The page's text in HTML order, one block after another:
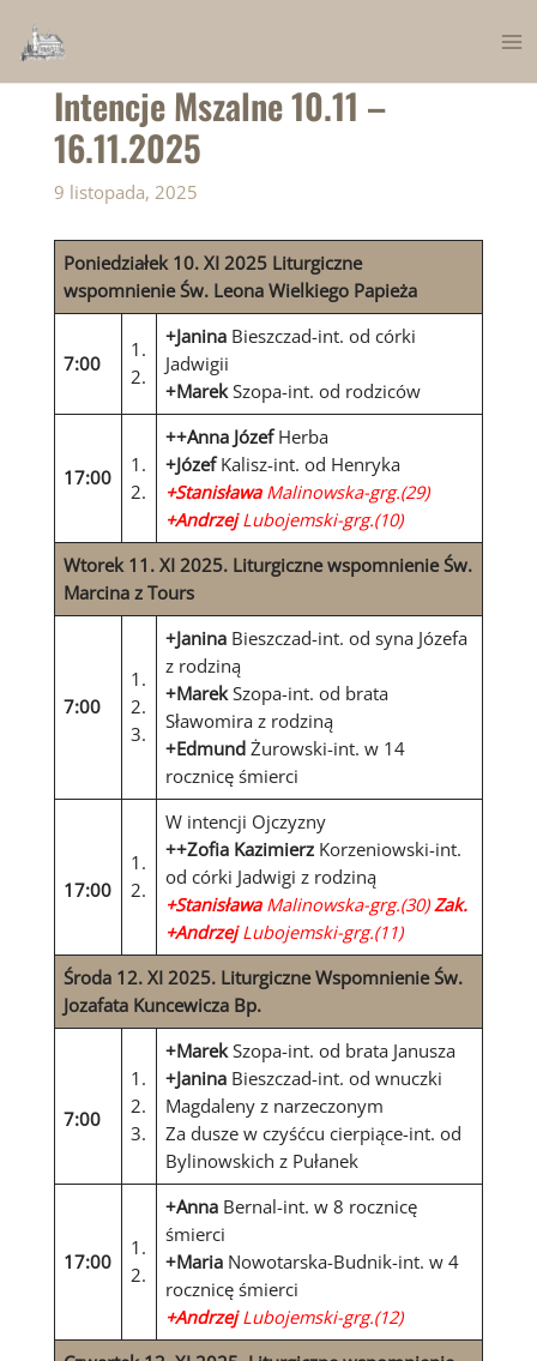
content
Intencje Mszalne 10.11 –
16.11.2025
9 listopada, 2025
Poniedziałek 10. XI 2025 Liturgiczne
wspomnienie Św. Leona Wielkiego Papieża
7:00
1.
2.
+Janina Bieszczad-int. od córki
Jadwigii
+MarekSzopa-int. od rodziców
17:00
1.
2.
++Anna JózefHerba
+JózefKalisz-int. od Henryka
+Stanisława Malinowska-grg.(29)
+AndrzejLubojemski-grg.(10)
Wtorek 11. XI 2025. Liturgiczne wspomnienie Św.
Marcina z Tours
7:00
1.
2.
3.
+Janina Bieszczad-int. od syna Józefa
z rodziną
+MarekSzopa-int. od brata
Sławomira z rodziną
+Edmund Żurowski-int. w 14
rocznicę śmierci
17:00
1.
2.
W intencji Ojczyzny
++Zofia Kazimierz Korzeniowski-int.
od córki Jadwigi z rodziną
+Stanisława Malinowska-grg.(30)Zak.
+AndrzejLubojemski-grg.(11)
Środa 12. XI 2025. Liturgiczne Wspomnienie Św.
Jozafata Kuncewicza Bp.
7:00
1.
2.
3.
+MarekSzopa-int. od brata Janusza
+Janina Bieszczad-int. od wnuczki
Magdaleny z narzeczonym
Za dusze w czyśćcu cierpiące-int. od
Bylinowskich z Pułanek
17:00
1.
2.
+Anna Bernal-int. w 8 rocznicę
śmierci
+Maria Nowotarska-Budnik-int. w 4
rocznicę śmierci
+AndrzejLubojemski-grg.(12)